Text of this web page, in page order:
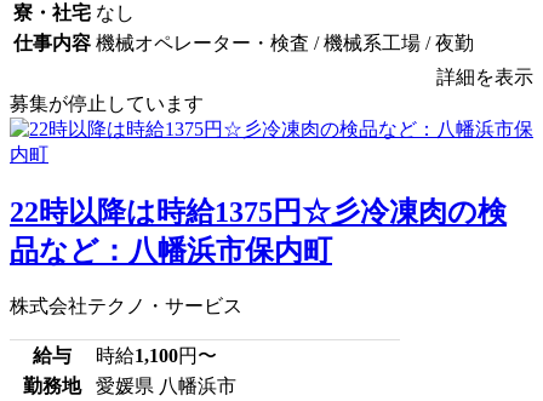
寮・社宅 なし
仕事内容 機械オペレーター・検査 / 機械系工場 / 夜勤
詳細を表示
募集が停止しています
22時以降は時給1375円☆彡冷凍肉の検
品など：八幡浜市保内町
株式会社テクノ・サービス
給与 時給1,100円〜
勤務地
愛媛県 八幡浜市